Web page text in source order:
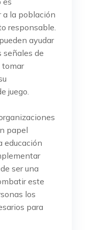
la población
responsable.
ayudar
señales de
tomar
juego.
papel
educación
ser una
este
los
para